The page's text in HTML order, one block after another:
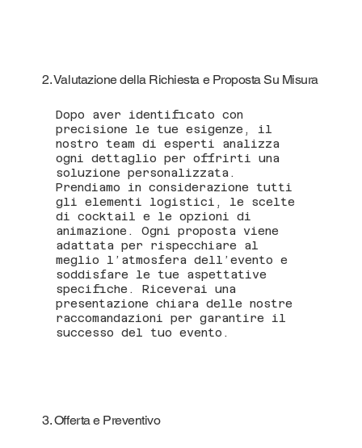
2. Valutazione della Richiesta e Proposta Su Misura
Dopo aver identificato con
precisione le tue esigenze, il
nostro team di esperti analizza
ogni dettaglio per offrirti una
soluzione personalizzata.
Prendiamo in considerazione tutti
gli elementi logistici, le scelte
di cocktail e le opzioni di
animazione. Ogni proposta viene
adattata per rispecchiare al
meglio l’atmosfera dell’evento e
soddisfare le tue aspettative
specifiche. Riceverai una
presentazione chiara delle nostre
raccomandazioni per garantire il
successo del tuo evento.
3. Offerta e Preventivo